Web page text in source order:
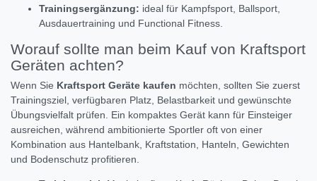
Trainingsergänzung: ideal für Kampfsport, Ballsport,
Ausdauertraining und Functional Fitness.
Worauf sollte man beim Kauf von Kraftsport
Geräten achten?
Wenn Sie Kraftsport Geräte kaufen möchten, sollten Sie zuerst
Trainingsziel, verfügbaren Platz, Belastbarkeit und gewünschte
Übungsvielfalt prüfen. Ein kompaktes Gerät kann für Einsteiger
ausreichen, während ambitionierte Sportler oft von einer
Kombination aus Hantelbank, Kraftstation, Hanteln, Gewichten
und Bodenschutz profitieren.